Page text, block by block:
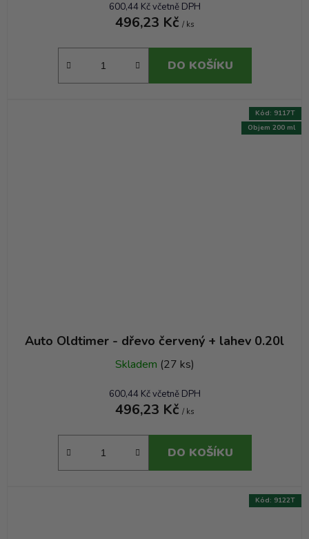
600,44 Kč včetně DPH
496,23 Kč / ks
DO KOŠÍKU
Auto Oldtimer - dřevo červený + lahev 0.20l
Skladem (27 ks)
600,44 Kč včetně DPH
496,23 Kč / ks
DO KOŠÍKU
Objem 200 ml
Kód: 9117T
Kód: 9122T